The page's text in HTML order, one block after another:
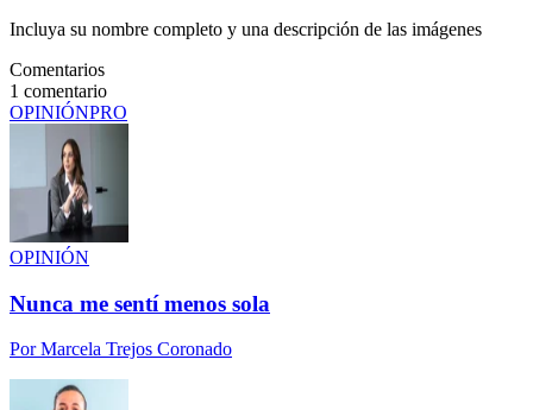
Incluya su nombre completo y una descripción de las imágenes
Comentarios
1 comentario
OPINIÓNPRO
OPINIÓN
Nunca me sentí menos sola
PorMarcela Trejos Coronado